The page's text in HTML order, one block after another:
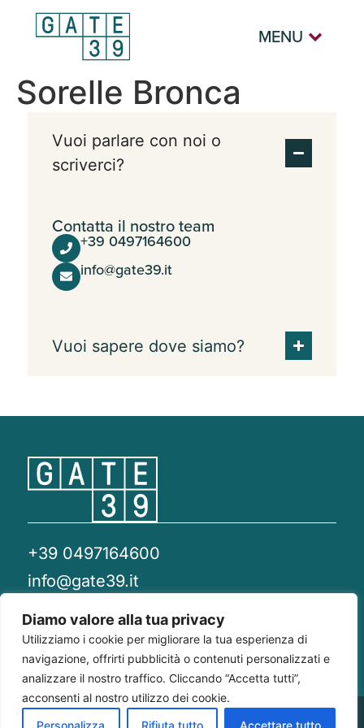
Diamo valore alla tua privacy
Utilizziamo i cookie per migliorare la tua esperienza di
navigazione, offrirti pubblicità o contenuti personalizzati e
analizzare il nostro traffico. Cliccando “Accetta tutti”,
acconsenti al nostro utilizzo dei cookie.
Personalizza
Rifiuta tutto Accettare tutto
MENU
Sorelle Bronca
Vuoi parlare con noi o
scriverci?
Contatta il nostro team
+39 0497164600
info@gate39.it
Vuoi sapere dove siamo?
+39 0497164600
info@gate39.it
gate39@pec.it
Privacy Policy Whistleblowing Compliance 231
Gate 39 Largo Francesco Richini, 2/A 20122 P.Iva/CF